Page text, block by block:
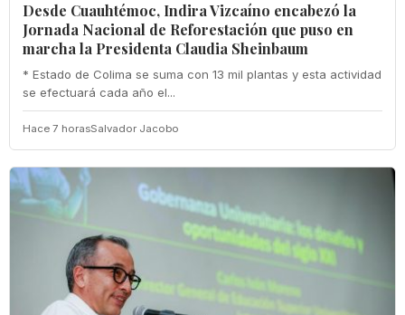
Desde Cuauhtémoc, Indira Vizcaíno encabezó la
Jornada Nacional de Reforestación que puso en
marcha la Presidenta Claudia Sheinbaum
* Estado de Colima se suma con 13 mil plantas y esta actividad
se efectuará cada año el...
Hace 7 horasSalvador Jacobo